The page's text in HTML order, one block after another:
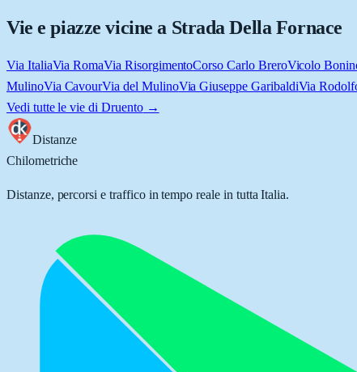
Vie e piazze vicine a Strada Della Fornace
Via ItaliaVia RomaVia RisorgimentoCorso Carlo BreroVicolo
MulinoVia CavourVia del MulinoVia Giuseppe GaribaldiVia
Vedi tutte le vie di Druento→
Distanze
Chilometriche
Distanze, percorsi e traffico in tempo reale in tutta Italia.